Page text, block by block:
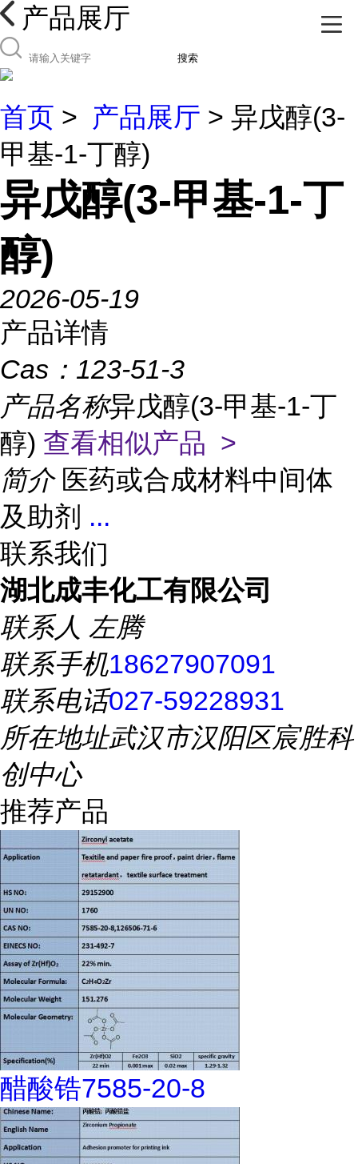
产品展厅
搜索
首页 > 产品展厅 > 异戊醇(3-
甲基-1-丁醇)
异戊醇(3-甲基-1-丁
醇)
2026-05-19
产品详情
Cas： 123-51-3
产品名称异戊醇(3-甲基-1-丁
醇) 查看相似产品 >
简介 医药或合成材料中间体
及助剂 ...
联系我们
湖北成丰化工有限公司
联系人 左腾
联系手机18627907091
联系电话027-59228931
所在地址武汉市汉阳区宸胜科
创中心
推荐产品
醋酸锆7585-20-8